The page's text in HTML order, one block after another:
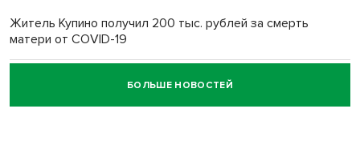
Житель Купино получил 200 тыс. рублей за смерть
матери от COVID-19
Новосибирский суд наказал водителя за смерть
пенсионерки на вокзале
БОЛЬШЕ НОВОСТЕЙ